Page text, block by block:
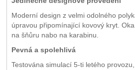
Moderní design z velmi odolného
úpravou připomínající kovový kryt.
na šňůru nabo na karabinu.
Pevná a spolehlivá
Testována simulací 5-ti letého